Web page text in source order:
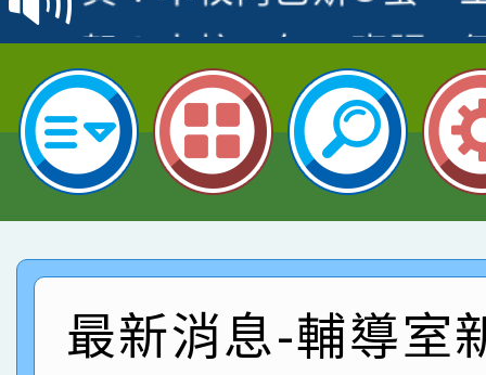
名
倩參加桃園市科展 國
名 指導老師王老師、
賀！本校四年二班張O
園市英語競賽國小朗讀
指導老師林老師
賀！本校參加桃園市中
賽 劉文瑛教師榮獲教
臺灣台語-第二名
賀！本校參與2026世
市賽榮獲科學小創客佳
創客第三名。
賀！本校參加桃園市中
賽 洪綺君教師榮獲社
名
賀！本校阿巴斯O蜜、
倩參加桃園市科展 國
賀！本校四年二班張O
最新消息-輔導室